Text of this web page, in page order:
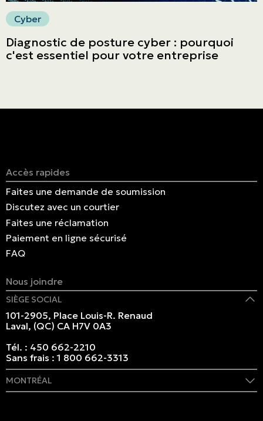
Cyber
Diagnostic de posture cyber : pourquoi
c'est essentiel pour votre entreprise
Accès rapides
Faites une demande de soumission
Discutez avec un courtier
Faites une réclamation
Paiement en ligne sécurisé
FAQ
Nous joindre
SIÈGE SOCIAL
101-2905, Place Louis-R. Renaud
Laval, (QC) CA H7V 0A3
Tél. : 450 662-2210
Sans frais :1 800 662-3313
MONTRÉAL